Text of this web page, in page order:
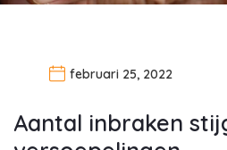
februari 25, 2022
Aantal inbraken